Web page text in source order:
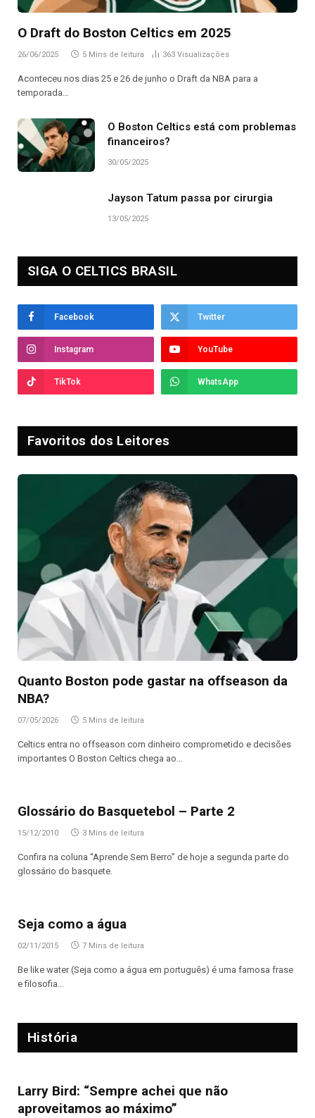
O Draft do Boston Celtics em 2025
26/06/2025 5 Mins de leitura 363 Visualizações
Aconteceu nos dias 25 e 26 de junho o Draft da NBA para a
temporada…
O Boston Celtics está com problemas
financeiros?
30/05/2025
Jayson Tatum passa por cirurgia
13/05/2025
SIGA O CELTICS BRASIL
Facebook Twitter
Instagram YouTube
TikTok WhatsApp
Favoritos dos Leitores
Quanto Boston pode gastar na offseason da
NBA?
07/05/2026 5 Mins de leitura
Celtics entra no offseason com dinheiro comprometido e decisões
importantes O Boston Celtics chega ao…
Glossário do Basquetebol – Parte 2
15/12/2010 3 Mins de leitura
Confira na coluna “Aprende Sem Berro” de hoje a segunda parte do
glossário do basquete.
Seja como a água
02/11/2015 7 Mins de leitura
Be like water (Seja como a água em português) é uma famosa frase
e filosofia…
História
Larry Bird: “Sempre achei que não
aproveitamos ao máximo”